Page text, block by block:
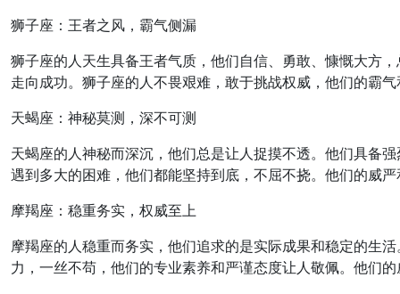
狮子座：王者之风，霸气侧漏
狮子座的人天生具备王者气质，他们自信、勇敢、慷慨大方
走向成功。狮子座的人不畏艰难，敢于挑战权威，他们的霸
天蝎座：神秘莫测，深不可测
天蝎座的人神秘而深沉，他们总是让人捉摸不透。他们具备
遇到多大的困难，他们都能坚持到底，不屈不挠。他们的威
摩羯座：稳重务实，权威至上
摩羯座的人稳重而务实，他们追求的是实际成果和稳定的生
力，一丝不苟，他们的专业素养和严谨态度让人敬佩。他们